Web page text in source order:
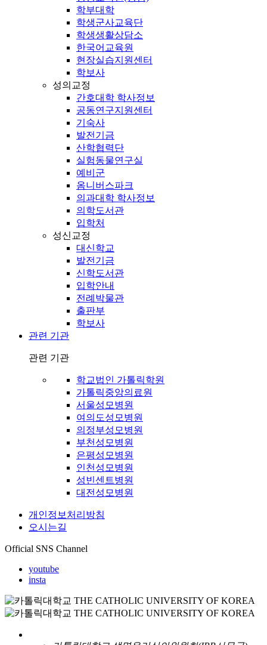
학부대학
학생군사교육단
학생생활상담소
한국어교육원
현장실습지원센터
학보사
성의교정
간호대학 학사정보
공동연구지원센터
기숙사
발전기금
산학협력단
실험동물연구실
예비군
옴니버스파크
의과대학 학사정보
의학도서관
입학처
성신교정
대신학교
발전기금
신학도서관
입학안내
전례박물관
출판부
학보사
관련 기관
관련 기관
학교법인 가톨릭학원
가톨릭중앙의료원
서울성모병원
여의도성모병원
의정부성모병원
부천성모병원
은평성모병원
인천성모병원
성빈센트병원
대전성모병원
개인정보처리방침
오시는길
Official SNS Channel
youtube
insta